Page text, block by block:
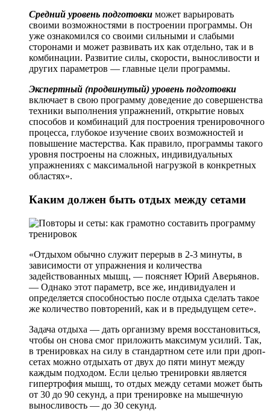
Средний уровень подготовки может варьировать
своими возможностями в построении программы. Он
уже ознакомился со своими сильными и слабыми
сторонами и может развивать их как отдельно, так и в
комбинации. Развитие силы, скорости, выносливости и
других параметров — главные цели программы.
Экспертный (продвинутый) уровень подготовки
включает в свою программу доведение до совершенства
техники выполнения упражнений, открытие новых
способов и комбинаций для построения тренировочного
процесса, глубокое изучение своих возможностей и
повышение мастерства. Как правило, программы такого
уровня построены на сложных, индивидуальных
упражнениях с максимальной нагрузкой в конкретных
областях».
Каким должен быть отдых между сетами
«Отдыхом обычно служит перерыв в 2-3 минуты, в
зависимости от упражнения и количества
задействованных мышц, — поясняет Юрий Аверьянов.
— Однако этот параметр, все же, индивидуален и
определяется способностью после отдыха сделать такое
же количество повторений, как и в предыдущем сете».
Задача отдыха — дать организму время восстановиться,
чтобы он снова смог приложить максимум усилий. Так,
в тренировках на силу в стандартном сете или при дроп-
сетах можно отдыхать от двух до пяти минут между
каждым подходом. Если целью тренировки является
гипертрофия мышц, то отдых между сетами может быть
от 30 до 90 секунд, а при тренировке на мышечную
выносливость — до 30 секунд.